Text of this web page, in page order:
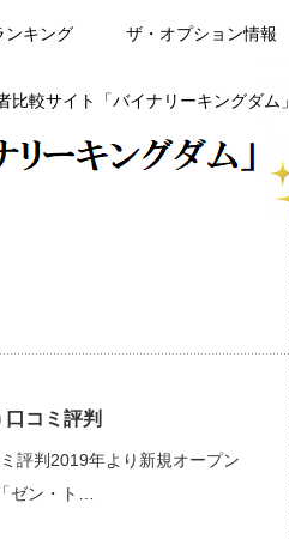
ンキング ザ・オプション情報
比較サイト「バイナリーキングダム」
コミ評判
評判2019年より新規オープン
ゼン・ト…